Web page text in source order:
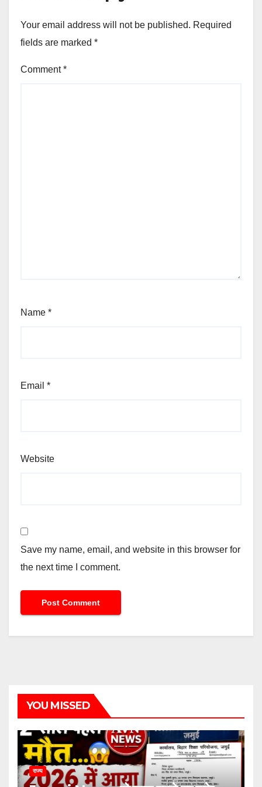
Your email address will not be published. Required
fields are marked *
Comment*
Name *
Email *
Website
Save my name, email, and website in this browser for
the next time I comment.
YOU MISSED
राज्य